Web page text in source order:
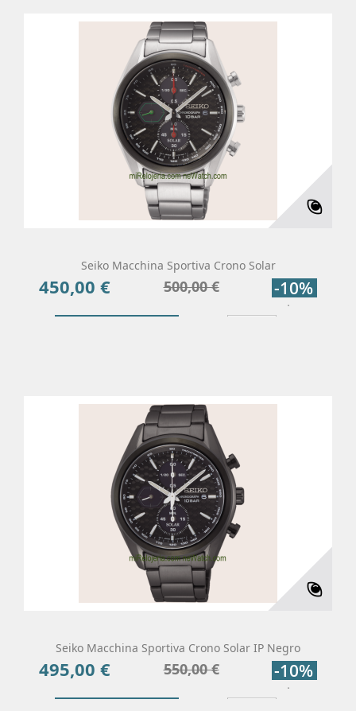
Seiko Macchina Sportiva Crono Solar
Precio
450,00 €
Precio
500,00 € -10%
Seiko Macchina Sportiva Crono Solar IP Negro
Precio
495,00 €
Precio
550,00 € -10%